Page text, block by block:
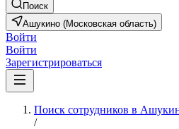
Поиск
Ашукино (Московская область)
Войти
Войти
Зарегистрироваться
Поиск сотрудников в
/